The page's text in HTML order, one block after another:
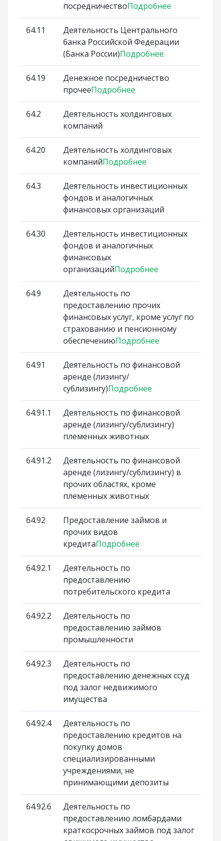
посредничествоПодробнее
64.11
Деятельность Центрального
банка Российской Федерации
(Банка России)Подробнее
64.19
Денежное посредничество
прочееПодробнее
64.2
Деятельность холдинговых
компаний
64.20
Деятельность холдинговых
компанийПодробнее
64.3
Деятельность инвестиционных
фондов и аналогичных
финансовых организаций
64.30
Деятельность инвестиционных
фондов и аналогичных
финансовых
организацийПодробнее
64.9
Деятельность по
предоставлению прочих
финансовых услуг, кроме услуг по
страхованию и пенсионному
обеспечениюПодробнее
64.91
Деятельность по финансовой
аренде (лизингу/
сублизингу)Подробнее
64.91.1
Деятельность по финансовой
аренде (лизингу/сублизингу)
племенных животных
64.91.2
Деятельность по финансовой
аренде (лизингу/сублизингу) в
прочих областях, кроме
племенных животных
64.92
Предоставление займов и
прочих видов
кредитаПодробнее
64.92.1
Деятельность по
предоставлению
потребительского кредита
64.92.2
Деятельность по
предоставлению займов
промышленности
64.92.3
Деятельность по
предоставлению денежных ссуд
под залог недвижимого
имущества
64.92.4
Деятельность по
предоставлению кредитов на
покупку домов
специализированными
учреждениями, не
принимающими депозиты
64.92.6
Деятельность по
предоставлению ломбардами
краткосрочных займов под залог